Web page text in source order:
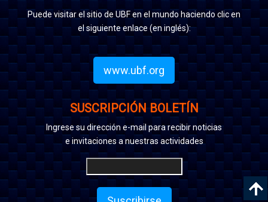
Puede visitar el sitio de UBF en el mundo haciendo clic en
el siguiente enlace (en inglés):
www.ubf.org
SUSCRIPCIÓN BOLETÍN
Ingrese su dirección e-mail para recibir noticias
e invitaciones a nuestras actividades